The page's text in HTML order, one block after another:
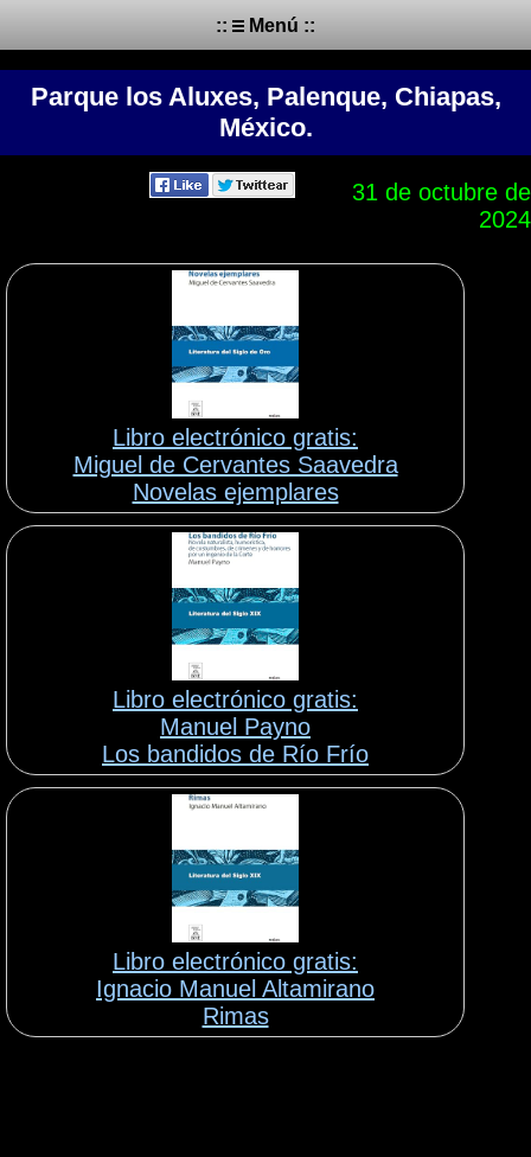
:: Menú ::
Parque los Aluxes, Palenque, Chiapas,
México.
31 de octubre de
2024
Libro electrónico gratis:
Miguel de Cervantes Saavedra
Novelas ejemplares
Libro electrónico gratis:
Manuel Payno
Los bandidos de Río Frío
Libro electrónico gratis:
Ignacio Manuel Altamirano
Rimas